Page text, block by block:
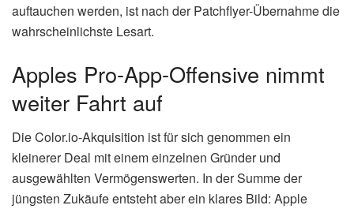
auftauchen werden, ist nach der Patchflyer-Übernahme die
wahrscheinlichste Lesart.
Apples Pro-App-Offensive nimmt
weiter Fahrt auf
Die Color.io-Akquisition ist für sich genommen ein
kleinerer Deal mit einem einzelnen Gründer und
ausgewählten Vermögenswerten. In der Summe der
jüngsten Zukäufe entsteht aber ein klares Bild: Apple